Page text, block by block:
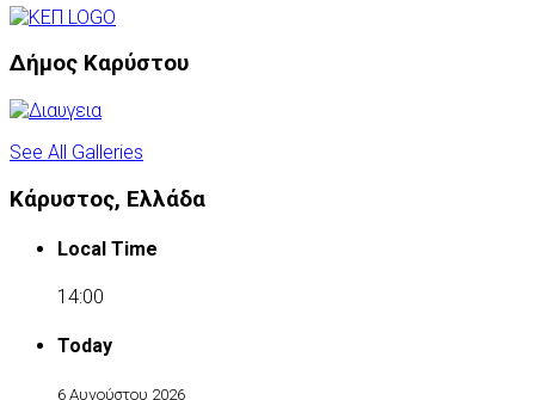
Δήμος Καρύστου
See All Galleries
Κάρυστος, Ελλάδα
Local Time
14:00
Today
6 Αυγούστου 2026